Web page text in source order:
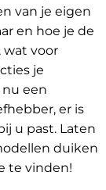
van je eigen
en hoe je de
wat voor
je
een
er is
u past. Laten
duiken
te vinden!